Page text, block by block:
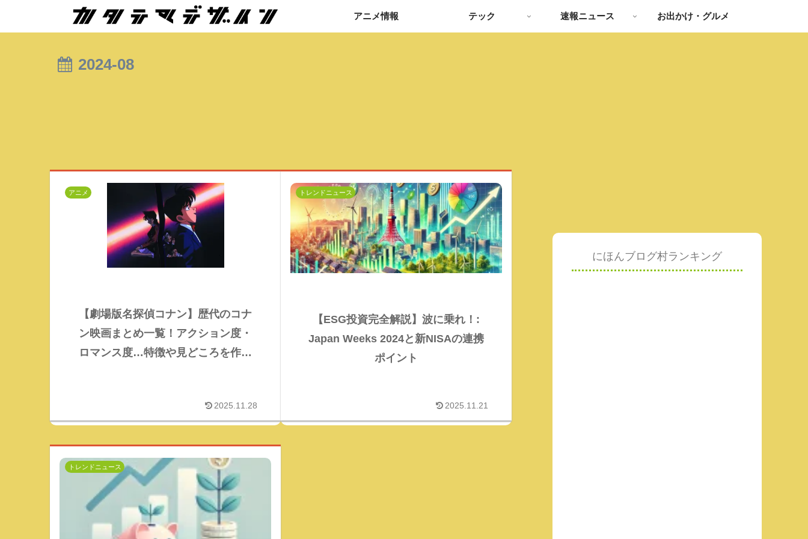
アニメ情報 テック 速報ニュース お出かけ・グルメ
2024-08
アニメ
【劇場版名探偵コナン】歴代のコナ
ン映画まとめ一覧！アクション度・
ロマンス度…特徴や見どころを作品
2025.11.28
トレンドニュース
【ESG投資完全解説】波に乗れ！:
Japan Weeks 2024と新NISAの連携
ポイント
2025.11.21
トレンドニュース
にほんブログ村ランキング